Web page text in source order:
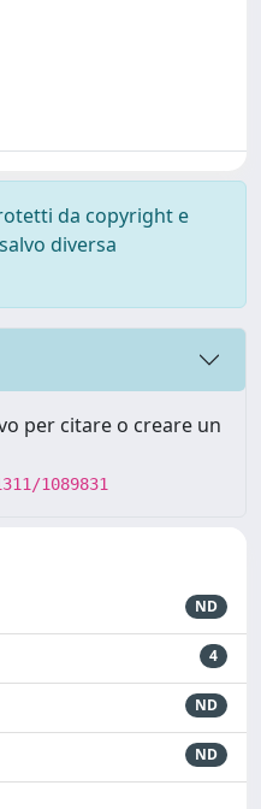
da copyright e
diversa
per citare o creare un
1089831
ND
4
ND
ND